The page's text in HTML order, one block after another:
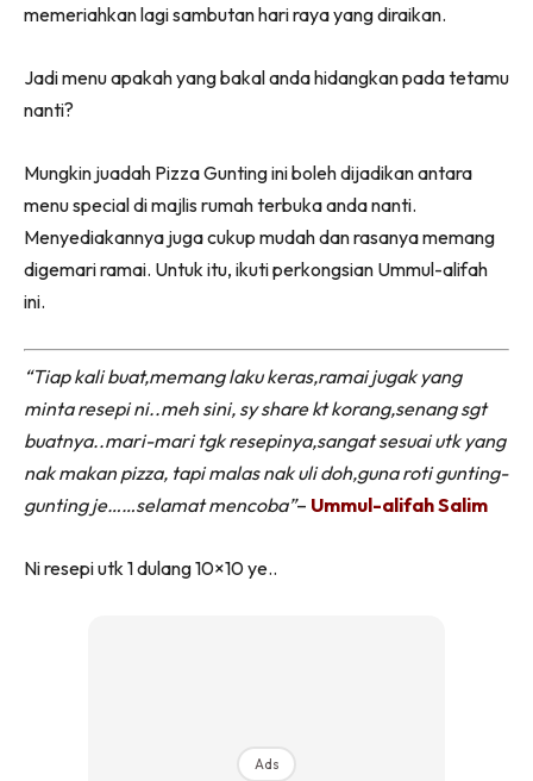
memeriahkan lagi sambutan hari raya yang diraikan.
Jadi menu apakah yang bakal anda hidangkan pada tetamu
nanti?
Mungkin juadah Pizza Gunting ini boleh dijadikan antara
menu special di majlis rumah terbuka anda nanti.
Menyediakannya juga cukup mudah dan rasanya memang
digemari ramai. Untuk itu, ikuti perkongsian Ummul-alifah
ini.
“Tiap kali buat,memang laku keras,ramai jugak yang
minta resepi ni..meh sini, sy share kt korang,senang sgt
buatnya..mari-mari tgk resepinya,sangat sesuai utk yang
nak makan pizza, tapi malas nak uli doh,guna roti gunting-
gunting je……selamat mencoba”– Ummul-alifah Salim
Ni resepi utk 1 dulang 10×10 ye..
Ads